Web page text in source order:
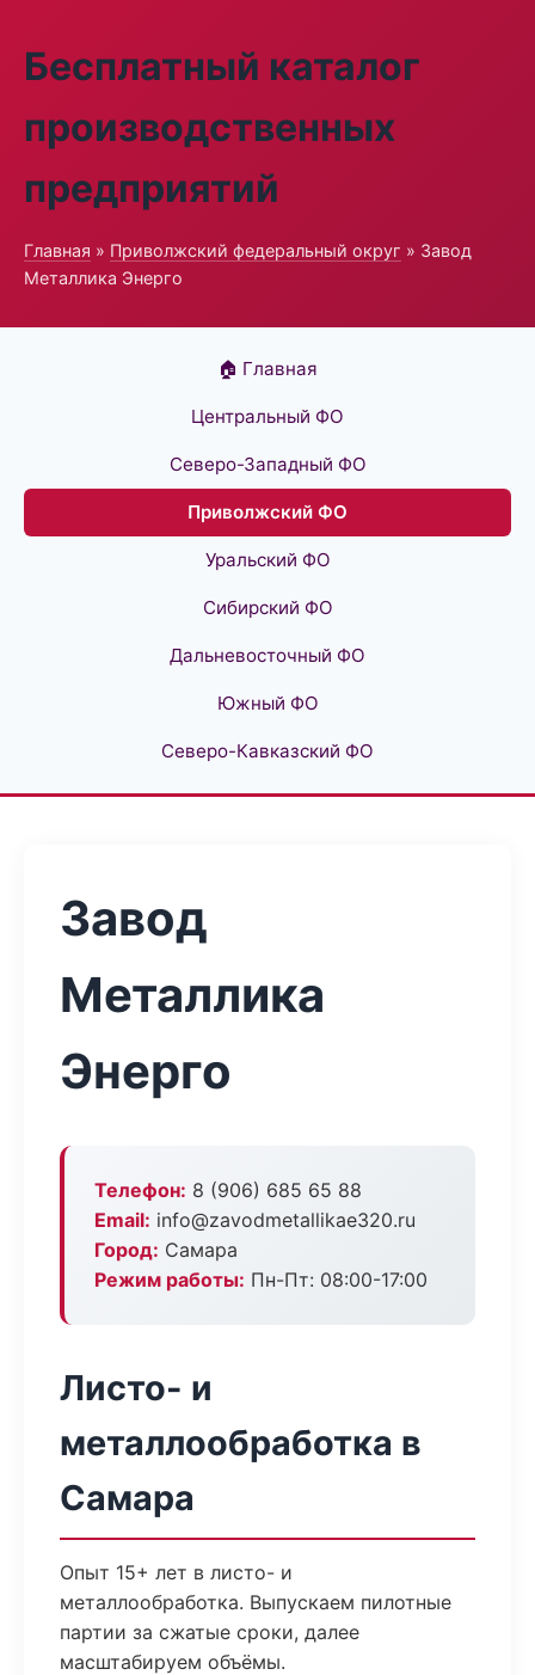
Бесплатный каталог
производственных
предприятий
Главная » Приволжский федеральный округ » Завод
Металлика Энерго
🏠 Главная
Центральный ФО
Северо-Западный ФО
Приволжский ФО
Уральский ФО
Сибирский ФО
Дальневосточный ФО
Южный ФО
Северо-Кавказский ФО
Завод
Металлика
Энерго
Телефон: 8 (906) 685 65 88
Email: info@zavodmetallikae320.ru
Город: Самара
Режим работы: Пн-Пт: 08:00-17:00
Листо- и
металлообработка в
Самара
Опыт 15+ лет в листо- и
металлообработка. Выпускаем пилотные
партии за сжатые сроки, далее
масштабируем объёмы.